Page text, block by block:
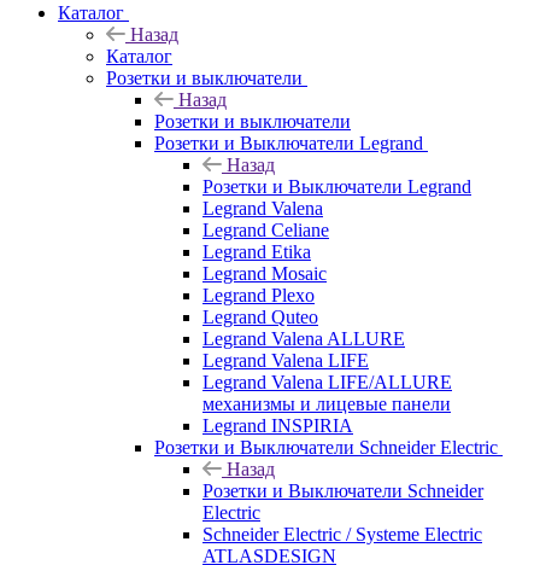
Каталог
Назад
Каталог
Розетки и выключатели
Назад
Розетки и выключатели
Розетки и Выключатели Legrand
Назад
Розетки и Выключатели Legrand
Legrand Valena
Legrand Celiane
Legrand Etika
Legrand Mosaic
Legrand Plexo
Legrand Quteo
Legrand Valena ALLURE
Legrand Valena LIFE
Legrand Valena LIFE/ALLURE
механизмы и лицевые панели
Legrand INSPIRIA
Розетки и Выключатели Schneider Electric
Назад
Розетки и Выключатели Schneider
Electric
Schneider Electric / Systeme Electric
ATLASDESIGN